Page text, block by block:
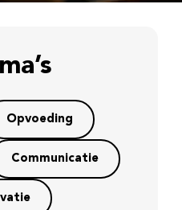
Opvoeding
Communicatie